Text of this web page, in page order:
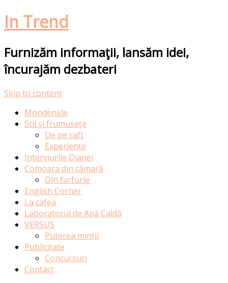
In Trend
Furnizăm informaţii, lansăm idei,
încurajăm dezbateri
Skip to content
Mondènele
Stil şi frumuseţe
De pe raft
Experiențe
Interviurile Dianei
Comoara din cămară
Din farfurie
English Corner
La cafea
Laboratorul de Apă Caldă
VERSUS
Puterea minții
Publicitate
Concursuri
Contact